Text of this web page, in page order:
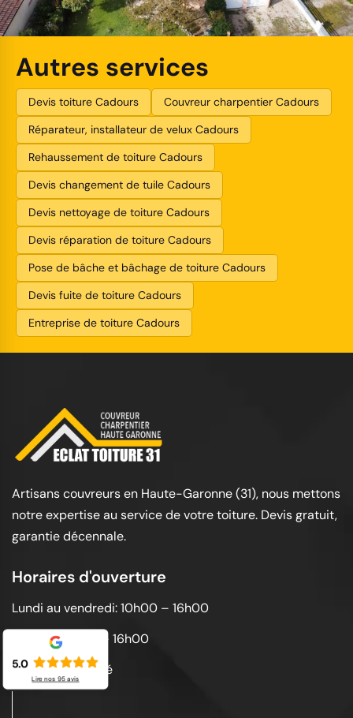
Autres services
Devis toiture Cadours
Couvreur charpentier Cadours
Réparateur, installateur de velux Cadours
Rehaussement de toiture Cadours
Devis changement de tuile Cadours
Devis nettoyage de toiture Cadours
Devis réparation de toiture Cadours
Pose de bâche et bâchage de toiture Cadours
Devis fuite de toiture Cadours
Entreprise de toiture Cadours
Artisans couvreurs en Haute-Garonne (31), nous mettons
notre expertise au service de votre toiture. Devis gratuit,
garantie décennale.
Horaires d'ouverture
Lundi au vendredi: 10h00 – 16h00
Samedi: 10h00 – 16h00
Dimanche: Fermé
5.0
Lire nos 95avis